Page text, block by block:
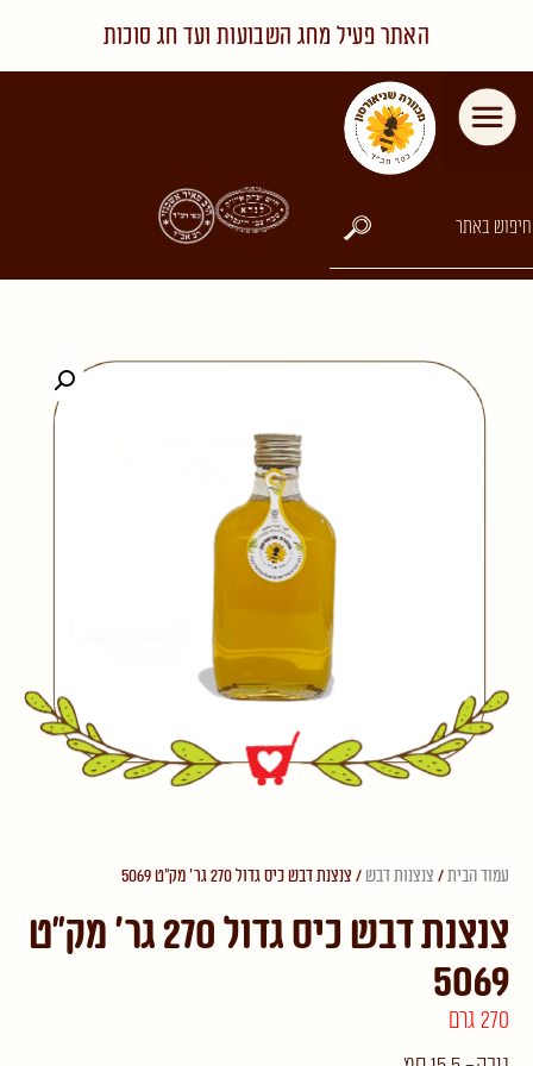
האתר פעיל מחג השבועות ועד חג סוכות
עמוד הבית/ צנצנות דבש / צנצנת דבש כיס גדול 270 גר' מק"ט 5069
צנצנת דבש כיס גדול 270 גר' מק"ט
5069
270 גרם